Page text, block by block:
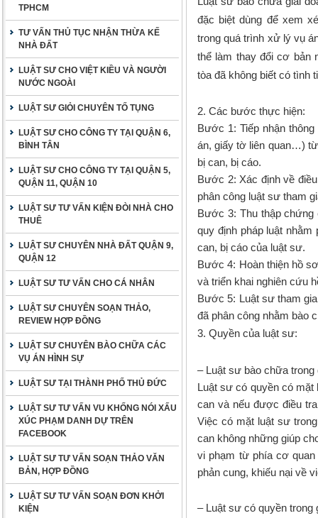
TPHCM
TƯ VẤN THỦ TỤC NHẬN THỪA KẾ
NHÀ ĐẤT
LUẬT SƯ CHO VIỆT KIỀU VÀ NGƯỜI
NƯỚC NGOÀI
LUẬT SƯ GIỎI CHUYÊN TỐ TỤNG
LUẬT SƯ CHO CÔNG TY TẠI QUẬN 6,
BÌNH TÂN
LUẬT SƯ CHO CÔNG TY TẠI QUẬN 5,
QUẬN 11, QUẬN 10
LUẬT SƯ TƯ VẤN KIỆN ĐÒI NHÀ CHO
THUÊ
LUẬT SƯ CHUYÊN NHÀ ĐẤT QUẬN 9,
QUẬN 12
LUẬT SƯ TƯ VẤN CHO CÁ NHÂN
LUẬT SƯ CHUYÊN SOẠN THẢO,
REVIEW HỢP ĐỒNG
LUẬT SƯ CHUYÊN BÀO CHỮA CÁC
VỤ ÁN HÌNH SỰ
LUẬT SƯ TẠI THÀNH PHỐ THỦ ĐỨC
LUẬT SƯ TƯ VẤN VU KHỐNG NÓI XẤU
XÚC PHẠM DANH DỰ TRÊN
FACEBOOK
LUẬT SƯ TƯ VẤN SOẠN THẢO VĂN
BẢN, HỢP ĐỒNG
LUẬT SƯ TƯ VẤN SOẠN ĐƠN KHỞI
KIỆN
đặc biệt dùng để xem
trong quá trình xử lý vụ
thể làm thay đổi cơ bản
tòa đã không biết có tình
2. Các bước thực hiện:
Bước 1: Tiếp nhận
án, giấy tờ liên quan…)
bị can, bị cáo.
Bước 2: Xác định về
phân công luật sư tham
Bước 3: Thu thập
quy định pháp luật
can, bị cáo của luật sư.
Bước 4: Hoàn thiện hồ
và triển khai nghiên cứu
Bước 5: Luật sư tham
đã phân công nhằm bào
3. Quyền của luật sư:
– Luật sư bào chữa trong
Luật sư có quyền có
can và nếu được điều
Việc có mặt luật sư
can không những giúp
vi phạm từ phía cơ
phản cung, khiếu nại về
– Luật sư có quyền